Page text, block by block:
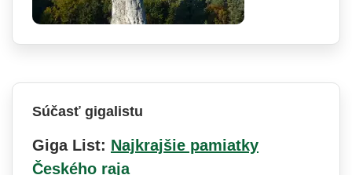
Súčasť gigalistu
Giga List: Najkrajšie pamiatky
Českého raja